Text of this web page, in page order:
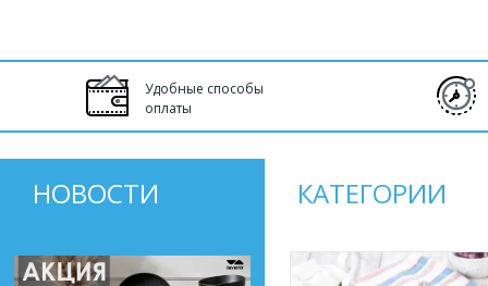
Удобные способы
оплаты
НОВОСТИ КАТЕГОРИИ